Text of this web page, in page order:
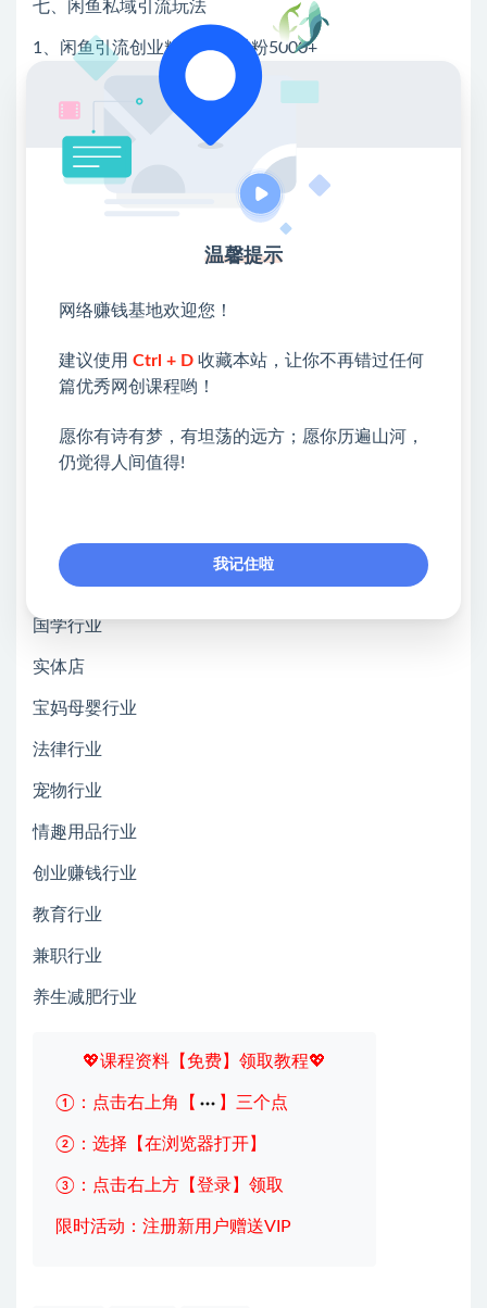
七、闲鱼私域引流玩法
1、闲鱼引流创业粉三个月进粉5000+
2、闲鱼付费玩法一超级擦亮
八、同城实体店私域引流玩法
1.抖音同城引流
九、矩阵搭建相关教程
2、零基础两个小时引流单号500粉
4、经久不衰的泛流量扩列玩法日引100粉
6.互联网初创阶段避坑
更新
国学行业
实体店
宝妈母婴行业
法律行业
宠物行业
情趣用品行业
创业赚钱行业
教育行业
兼职行业
养生减肥行业
💖课程资料【免费】领取教程💖
①：点击右上角【 】三个点
②：选择【在浏览器打开】
③：点击右上方【登录】领取
限时活动：注册新用户赠送VIP
温馨提示
网络赚钱基地欢迎您！
建议使用 Ctrl + D 收藏本站，让你不再错过任何
篇优秀网创课程哟！
愿你有诗有梦，有坦荡的远方；愿你历遍山河，
仍觉得人间值得!
我记住啦